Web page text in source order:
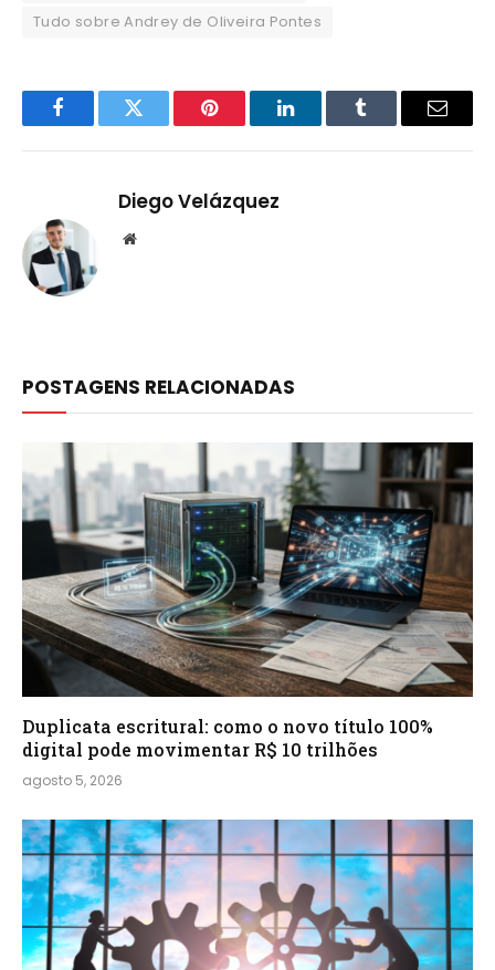
Tudo sobre Andrey de Oliveira Pontes
FacebookTwitter Pinterest LinkedInTumblr Email
Diego Velázquez
Website
POSTAGENS RELACIONADAS
Duplicata escritural: como o novo título 100%
digital pode movimentar R$ 10 trilhões
agosto 5, 2026